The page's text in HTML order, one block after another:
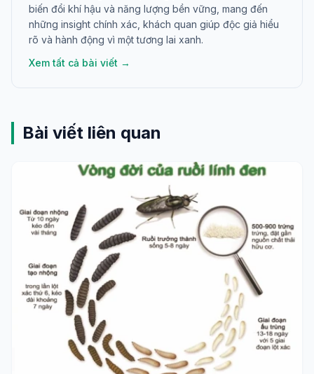
biến đổi khí hậu và năng lượng bền vững, mang đến
những insight chính xác, khách quan giúp độc giả hiểu
rõ và hành động vì một tương lai xanh.
Xem tất cả bài viết →
Bài viết liên quan